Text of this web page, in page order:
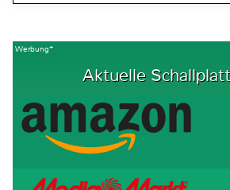
Werbung*
Aktuelle